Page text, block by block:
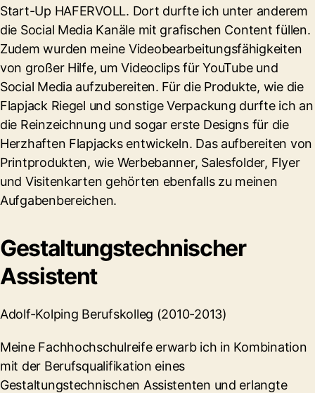
Start-Up HAFERVOLL. Dort durfte ich unter anderem
die Social Media Kanäle mit grafischen Content füllen.
Zudem wurden meine Videobearbeitungsfähigkeiten
von großer Hilfe, um Videoclips für YouTube und
Social Media aufzubereiten. Für die Produkte, wie die
Flapjack Riegel und sonstige Verpackung durfte ich an
die Reinzeichnung und sogar erste Designs für die
Herzhaften Flapjacks entwickeln. Das aufbereiten von
Printprodukten, wie Werbebanner, Salesfolder, Flyer
und Visitenkarten gehörten ebenfalls zu meinen
Aufgabenbereichen.
Gestaltungstechnischer
Assistent
Adolf-Kolping Berufskolleg (2010-2013)
Meine Fachhochschulreife erwarb ich in Kombination
mit der Berufsqualifikation eines
Gestaltungstechnischen Assistenten und erlangte